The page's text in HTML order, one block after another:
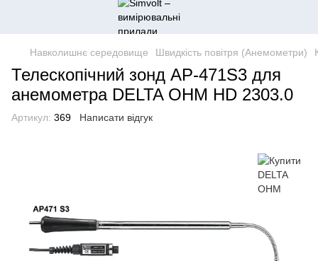
Навколишнє середовище Швидкість повітря (Анемометри)
Телескопічний зонд AP-471S3 для
анемометра DELTA OHM HD 2303.0
Артикул: 369 Написати відгук